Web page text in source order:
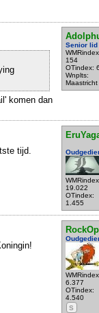
Senior lid
154
OTindex:
Wnplts:
Maastricht
komen dan
19.022
OTindex:
1.455
tijd.
6.377
OTindex:
4.540
S